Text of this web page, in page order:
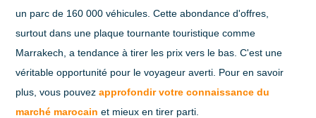
un parc de 160 000 véhicules. Cette abondance d'offres,
surtout dans une plaque tournante touristique comme
Marrakech, a tendance à tirer les prix vers le bas. C'est une
véritable opportunité pour le voyageur averti. Pour en savoir
plus, vous pouvezapprofondir votre connaissance du
marché marocain et mieux en tirer parti.